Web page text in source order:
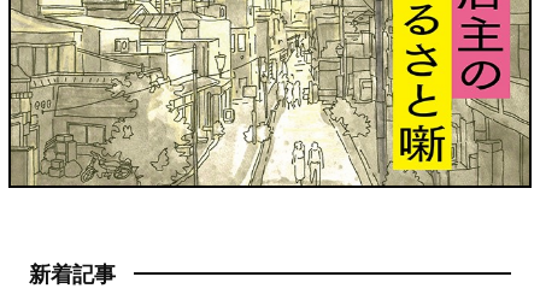
新着記事